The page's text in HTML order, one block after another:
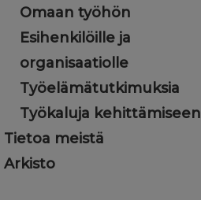
Omaan työhön
Esihenkilöille ja
organisaatiolle
Työelämätutkimuksia
Työkaluja kehittämiseen
Tietoa meistä
Arkisto